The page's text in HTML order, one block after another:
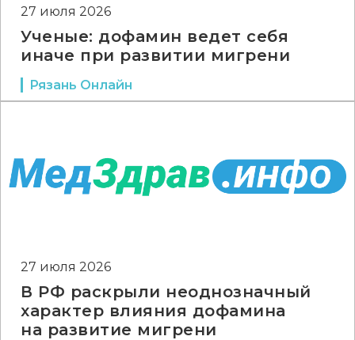
27 июля 2026
Ученые: дофамин ведет себя
иначе при развитии мигрени
Рязань Онлайн
27 июля 2026
В РФ раскрыли неоднозначный
характер влияния дофамина
на развитие мигрени